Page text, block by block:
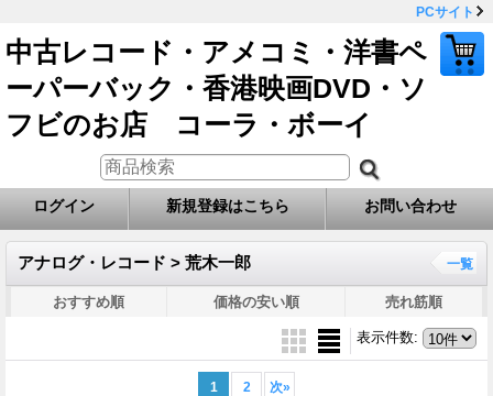
PCサイト
中古レコード・アメコミ・洋書ペ
ーパーバック・香港映画DVD・ソ
フビのお店 コーラ・ボーイ
ログイン 新規登録はこちら お問い合わせ
アナログ・レコード > 荒木一郎 一覧
おすすめ順 価格の安い順 売れ筋順
表示件数:
1 2 次»